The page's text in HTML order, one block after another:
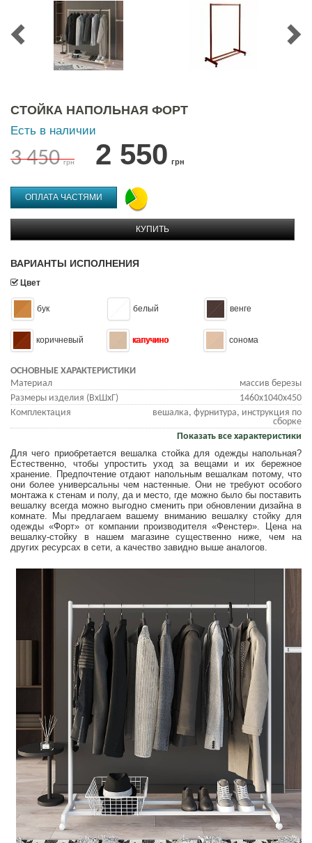
СТОЙКА НАПОЛЬНАЯ ФОРТ
Есть в наличии
3 450 грн 2 550 грн
ОПЛАТА ЧАСТЯМИ
КУПИТЬ
ВАРИАНТЫ ИСПОЛНЕНИЯ
Цвет
бук белый венге
коричневый капучино сонома
ОСНОВНЫЕ ХАРАКТЕРИСТИКИ
Материал
массив березы
Размеры изделия (ВхШхГ)
1460x1040x450
Комплектация
вешалка, фурнитура, инструкция по
сборке
Показать все характеристики
Для чего приобретается вешалка стойка для одежды напольная?
Естественно, чтобы упростить уход за вещами и их бережное
хранение. Предпочтение отдают напольным вешалкам потому, что
они более универсальны чем настенные. Они не требуют особого
монтажа к стенам и полу, да и место, где можно было бы поставить
вешалку всегда можно выгодно сменить при обновлении дизайна в
комнате. Мы предлагаем вашему вниманию вешалку стойку для
одежды «Форт» от компании производителя «Фенстер». Цена на
вешалку-стойку в нашем магазине существенно ниже, чем на
других ресурсах в сети, а качество завидно выше аналогов.